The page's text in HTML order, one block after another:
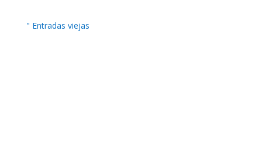
" Entradas viejas